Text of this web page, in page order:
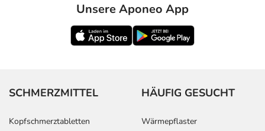
Unsere Aponeo App
SCHMERZMITTEL
Kopfschmerztabletten
HÄUFIG GESUCHT
Wärmepflaster